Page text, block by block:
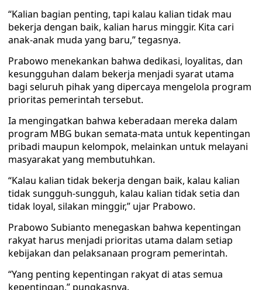
“Kalian bagian penting, tapi kalau kalian tidak mau
bekerja dengan baik, kalian harus minggir. Kita cari
anak-anak muda yang baru,” tegasnya.
Prabowo menekankan bahwa dedikasi, loyalitas, dan
kesungguhan dalam bekerja menjadi syarat utama
bagi seluruh pihak yang dipercaya mengelola program
prioritas pemerintah tersebut.
Ia mengingatkan bahwa keberadaan mereka dalam
program MBG bukan semata-mata untuk kepentingan
pribadi maupun kelompok, melainkan untuk melayani
masyarakat yang membutuhkan.
“Kalau kalian tidak bekerja dengan baik, kalau kalian
tidak sungguh-sungguh, kalau kalian tidak setia dan
tidak loyal, silakan minggir,” ujar Prabowo.
Prabowo Subianto menegaskan bahwa kepentingan
rakyat harus menjadi prioritas utama dalam setiap
kebijakan dan pelaksanaan program pemerintah.
“Yang penting kepentingan rakyat di atas semua
kepentingan,” pungkasnya.